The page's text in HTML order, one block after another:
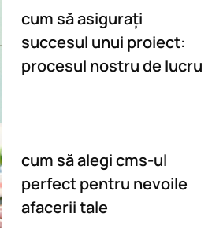
cum să asigurați
succesul unui proiect:
procesul nostru de lucru
cum să alegi cms-ul
perfect pentru nevoile
afacerii tale